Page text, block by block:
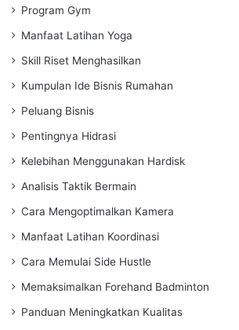
Program Gym
Manfaat Latihan Yoga
Skill Riset Menghasilkan
Kumpulan Ide Bisnis Rumahan
Peluang Bisnis
Pentingnya Hidrasi
Kelebihan Menggunakan Hardisk
Analisis Taktik Bermain
Cara Mengoptimalkan Kamera
Manfaat Latihan Koordinasi
Cara Memulai Side Hustle
Memaksimalkan Forehand Badminton
Panduan Meningkatkan Kualitas